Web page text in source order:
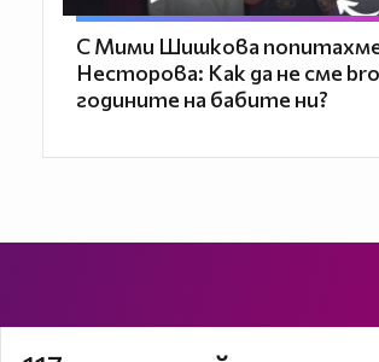
С Мими Шишкова
Несторова: Как да не сме
годините на бабите ни?